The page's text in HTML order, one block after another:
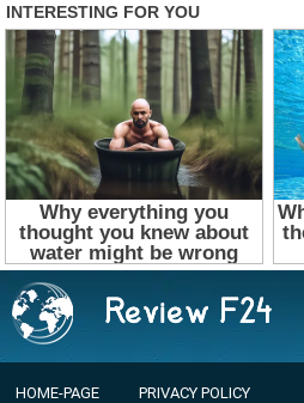
HOME-PAGE PRIVACY POLICY